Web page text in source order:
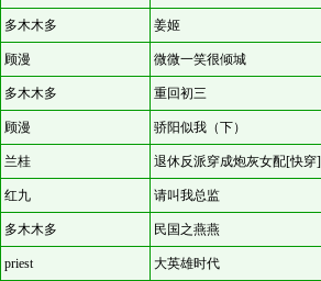
多木木多 姜姬
顾漫 微微一笑很倾城
多木木多 重回初三
顾漫 骄阳似我（下）
兰桂 退休反派穿成炮灰女配[快穿]
红九 请叫我总监
多木木多 民国之燕燕
priest 大英雄时代